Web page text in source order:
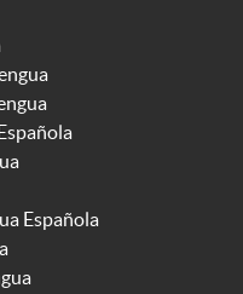
Española